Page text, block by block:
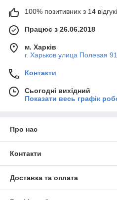
100% позитивних з 14
Працює з 26.06.2018
м. Харків
г. Харьков улица Полевая
Контакти
Сьогодні вихідний
Показати весь графік
Про нас
Контакти
Доставка та оплата